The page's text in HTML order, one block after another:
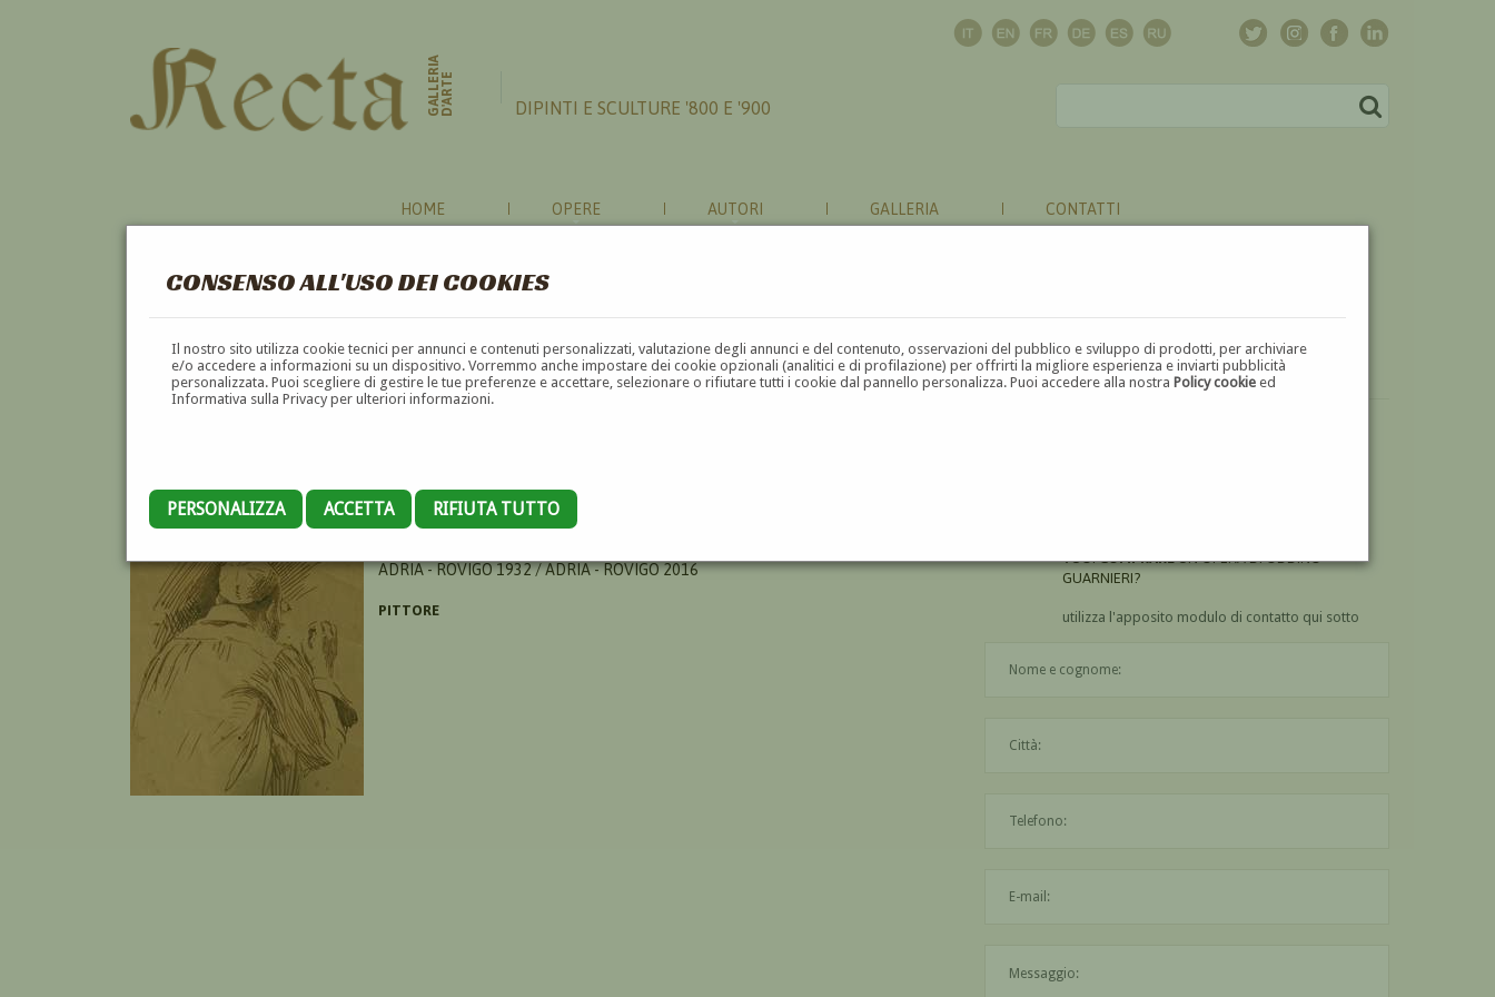
CONSENSO ALL'USO DEI COOKIES
Il nostro sito utilizza cookie tecnici per annunci e contenuti personalizzati, valutazione degli annunci e del contenuto, osservazioni del pubblico e sviluppo di prodotti, per archiviare
e/o accedere a informazioni su un dispositivo. Vorremmo anche impostare dei cookie opzionali (analitici e di profilazione) per offrirti la migliore esperienza e inviarti pubblicità
personalizzata. Puoi scegliere di gestire le tue preferenze e accettare, selezionare o rifiutare tutti i cookie dal pannello personalizza. Puoi accedere alla nostraPolicy cookie ed
Informativa sulla Privacy per ulteriori informazioni.
PERSONALIZZA ACCETTA RIFIUTA TUTTO
GALLERIAD'ARTE DIPINTI E SCULTURE '800 E '900
HOME OPERE AUTORI GALLERIA CONTATTI
ODDINO GUARNIERI
ADRIA - ROVIGO 1932 / ADRIA - ROVIGO 2016
PITTORE
VUOICOMPRAREUN'OPERA DI ODDINO
GUARNIERI?
utilizza l'apposito modulo di contatto qui sotto